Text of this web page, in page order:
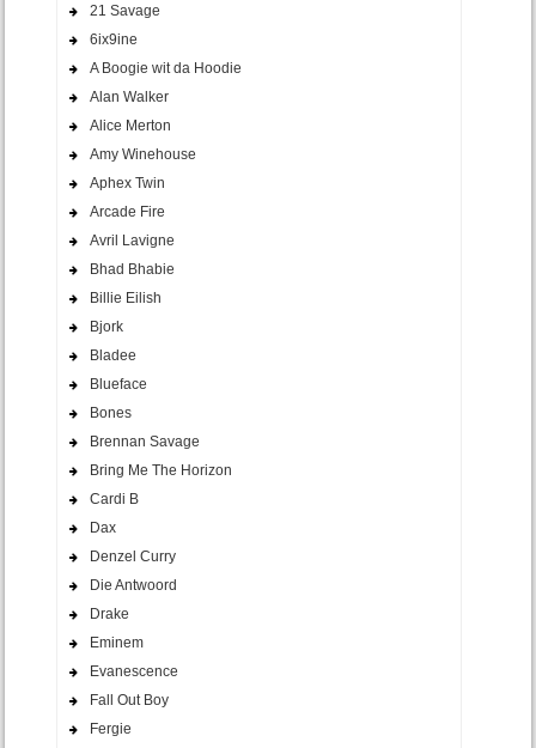
21 Savage
6ix9ine
A Boogie wit da Hoodie
Alan Walker
Alice Merton
Amy Winehouse
Aphex Twin
Arcade Fire
Avril Lavigne
Bhad Bhabie
Billie Eilish
Bjork
Bladee
Blueface
Bones
Brennan Savage
Bring Me The Horizon
Cardi B
Dax
Denzel Curry
Die Antwoord
Drake
Eminem
Evanescence
Fall Out Boy
Fergie